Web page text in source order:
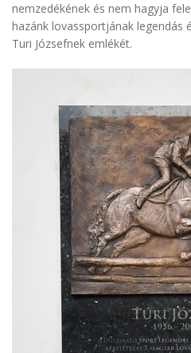
nemzedékének és nem hagyja
hazánk lovassportjának legendás
Turi Józsefnek emlékét.